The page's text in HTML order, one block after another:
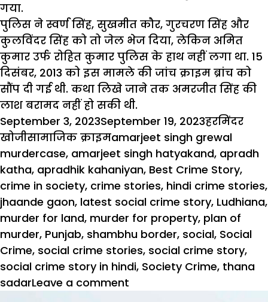
गया.
पुलिस ने स्वर्ण सिंह, सुखमीत कौर, गुरचरण सिंह और
कुलविंदर सिंह को तो जेल भेज दिया, लेकिन अमित
कुमार उर्फ रोहित कुमार पुलिस के हाथ नहीं लगा था. 15
दिसंबर, 2013 को इस मामले की जांच क्राइम ब्रांच को
सौंप दी गई थी. कथा लिखे जाने तक अमरजीत सिंह की
लाश बरामद नहीं हो सकी थी.
Posted
on
September 3, 2023September 19, 2023Author
हरमिंदर
खोजीCategories
सामाजिक क्राइमTags
amarjeet singh grewal
murdercase, amarjeet singh hatyakand, apradh
katha, apradhik kahaniyan, Best Crime Story,
crime in society, crime stories, hindi crime stories,
jhaande gaon, latest social crime story, Ludhiana,
murder for land, murder for property, plan of
murder, Punjab, shambhu border, social, Social
Crime, social crime stories, social crime story,
social crime story in hindi, Society Crime, thana
sadarLeave a comment